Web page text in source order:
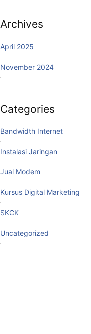
Archives
April 2025
November 2024
Categories
Bandwidth Internet
Instalasi Jaringan
Jual Modem
Kursus Digital Marketing
SKCK
Uncategorized